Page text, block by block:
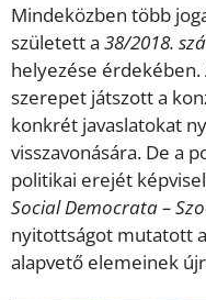
Mindeközben több
született a 38/2018.
helyezése
szerepet játszott a
konkrét javaslatokat
visszavonására. De a
politikai erejét
Social Democrata –
nyitottságot mutatott
alapvető elemeinek